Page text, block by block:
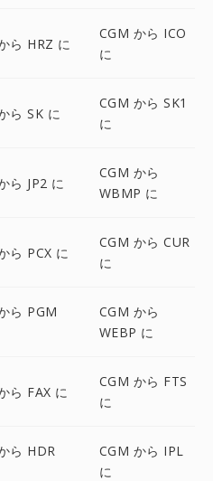
ら HRZ に
CGM から ICO
に
ら SK に
CGM から SK1
に
ら JP2 に
CGM から
WBMP に
ら PCX に
CGM から CUR
に
ら PGM
CGM から
WEBP に
ら FAX に
CGM から FTS
に
ら HDR
CGM から IPL
に